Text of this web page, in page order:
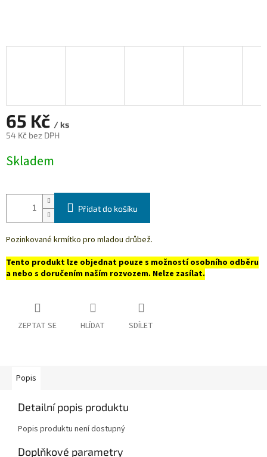
65 Kč / ks
54 Kč bez DPH
cena:
Skladem
Přidat do košíku
Pozinkované krmítko pro mladou drůbež.
Tento produkt lze objednat pouze s možností osobního odběru
a nebo s doručením naším rozvozem. Nelze zasílat.
ZEPTAT SE HLÍDAT SDÍLET
Popis
Detailní popis produktu
Popis produktu není dostupný
Doplňkové parametry